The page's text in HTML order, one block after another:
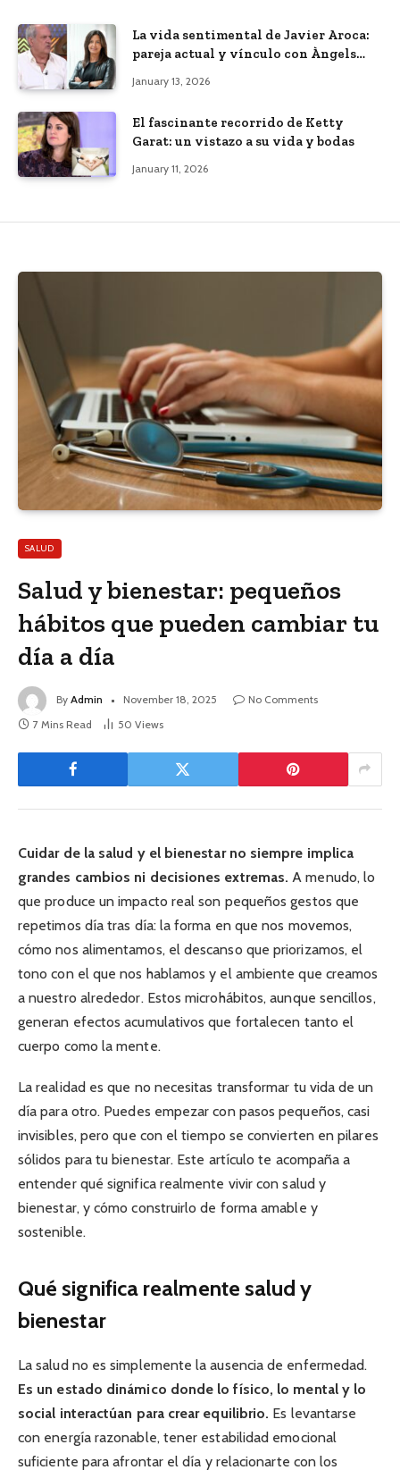
La vida sentimental de Javier Aroca:
pareja actual y vínculo con Àngels
January 13, 2026
El fascinante recorrido de Ketty
Garat: un vistazo a su vida y bodas
January 11, 2026
SALUD
Salud y bienestar: pequeños
hábitos que pueden cambiar tu
día a día
By Admin November 18, 2025
No Comments
7 Mins Read
50 Views
Cuidar de la salud y el bienestar no siempre implica
grandes cambios ni decisiones extremas. A menudo, lo
que produce un impacto real son pequeños gestos que
repetimos día tras día: la forma en que nos movemos,
cómo nos alimentamos, el descanso que priorizamos, el
tono con el que nos hablamos y el ambiente que creamos
a nuestro alrededor. Estos microhábitos, aunque sencillos,
generan efectos acumulativos que fortalecen tanto el
cuerpo como la mente.
La realidad es que no necesitas transformar tu vida de un
día para otro. Puedes empezar con pasos pequeños, casi
invisibles, pero que con el tiempo se convierten en pilares
sólidos para tu bienestar. Este artículo te acompaña a
entender qué significa realmente vivir con salud y
bienestar, y cómo construirlo de forma amable y
sostenible.
Qué significa realmente salud y
bienestar
La salud no es simplemente la ausencia de enfermedad.
Es un estado dinámico donde lo físico, lo mental y lo
social interactúan para crear equilibrio. Es levantarse
con energía razonable, tener estabilidad emocional
suficiente para afrontar el día y relacionarte con los